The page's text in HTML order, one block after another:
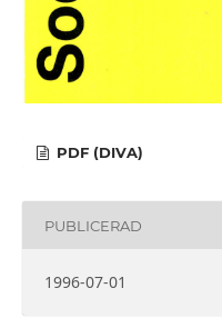
PDF (DIVA)
PUBLICERAD
1996-07-01